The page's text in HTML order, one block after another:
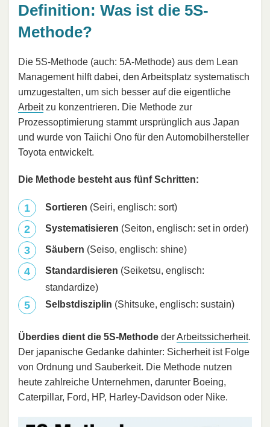
Definition: Was ist die 5S-
Methode?
Die 5S-Methode (auch: 5A-Methode) aus dem Lean
Management hilft dabei, den Arbeitsplatz systematisch
umzugestalten, um sich besser auf die eigentliche
Arbeitzu konzentrieren. Die Methode zur
Prozessoptimierung stammt ursprünglich aus Japan
und wurde von Taiichi Ono für den Automobilhersteller
Toyota entwickelt.
Die Methode besteht aus fünf Schritten:
Sortieren (Seiri, englisch: sort)
Systematisieren (Seiton, englisch: set in order)
Säubern (Seiso, englisch: shine)
Standardisieren (Seiketsu, englisch:
standardize)
Selbstdisziplin (Shitsuke, englisch: sustain)
Überdies dient die 5S-Methode derArbeitssicherheit.
Der japanische Gedanke dahinter: Sicherheit ist Folge
von Ordnung und Sauberkeit. Die Methode nutzen
heute zahlreiche Unternehmen, darunter Boeing,
Caterpillar, Ford, HP, Harley-Davidson oder Nike.